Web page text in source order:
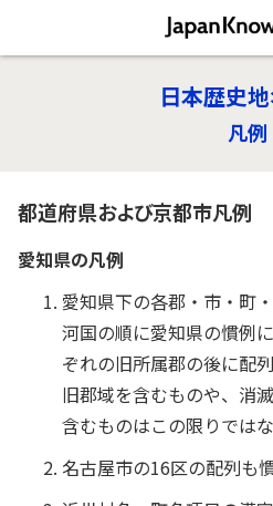
日本歴史
凡例
都道府県および京都市凡例
愛知県の凡例
愛知県下の各郡・市・町
河国の順に愛知県の慣例
ぞれの旧所属郡の後に配
旧郡域を含むものや、消
含むものはこの限りではな
名古屋市の16区の配列も